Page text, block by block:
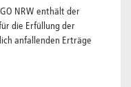
NRW enthält der
die Erfüllung der
anfallenden Erträge